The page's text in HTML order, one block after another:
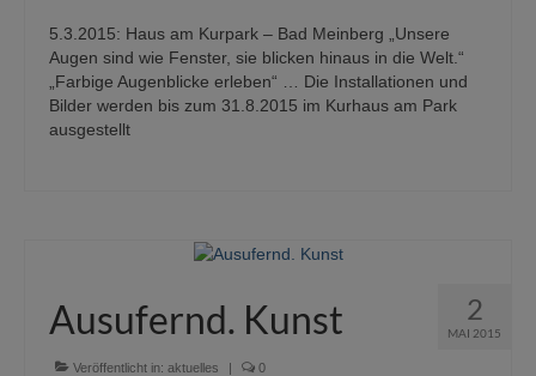
5.3.2015: Haus am Kurpark – Bad Meinberg „Unsere
Augen sind wie Fenster, sie blicken hinaus in die Welt.“
„Farbige Augenblicke erleben“ … Die Installationen und
Bilder werden bis zum 31.8.2015 im Kurhaus am Park
ausgestellt
2
MAI 2015
Ausufernd. Kunst
Veröffentlicht in: aktuelles | 0